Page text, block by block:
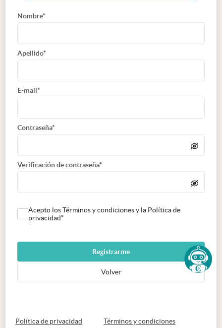
Nombre*
Apellido*
E-mail*
Contraseña*
Verificación de contraseña*
Acepto los Términos y condiciones y la Política de
privacidad*
Registrarme
Volver
Política de privacidad abre en nueva pestaña
Términos y condicionesabre en nueva